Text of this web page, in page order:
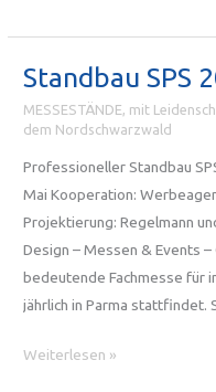
in
Göteborg
Standbau SPS
MESSESTÄNDE, mit
dem Nordschwarzwald
Professioneller Standbau
Mai Kooperation:
Projektierung: Regelmann
Design – Messen & Events
bedeutende Fachmesse für
jährlich in Parma
Standbau
Weiterlesen »